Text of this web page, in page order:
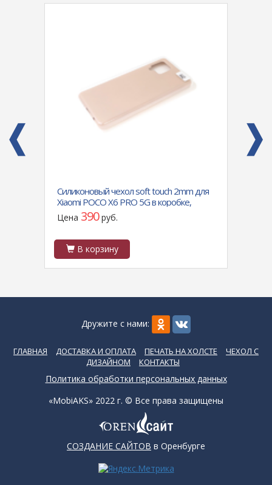
Силиконовый чехол soft touch 2mm для
Xiaomi POCO X6 PRO 5G в коробке,
молочный
Цена 390руб.
В корзину
Дружите с нами:
ГЛАВНАЯ ДОСТАВКА И ОПЛАТА ПЕЧАТЬ НА ХОЛСТЕ
ЧЕХОЛ С
ДИЗАЙНОМ
КОНТАКТЫ
Политика обработки персональных данных
«MobiAKS» 2022 г. © Все права защищены
СОЗДАНИЕ САЙТОВ в Оренбурге